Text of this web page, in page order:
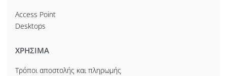
Access Point
Desktops
ΧΡΗΣΙΜΑ
Τρόποι αποστολής και πληρωμής